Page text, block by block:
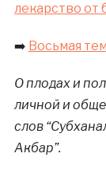
лекарство от
➡️ Восьмая
О плодах и
личной и
слов
Акбар”.